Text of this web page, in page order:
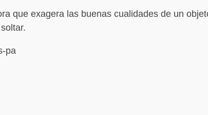
que exagera las buenas cualidades de un
pa